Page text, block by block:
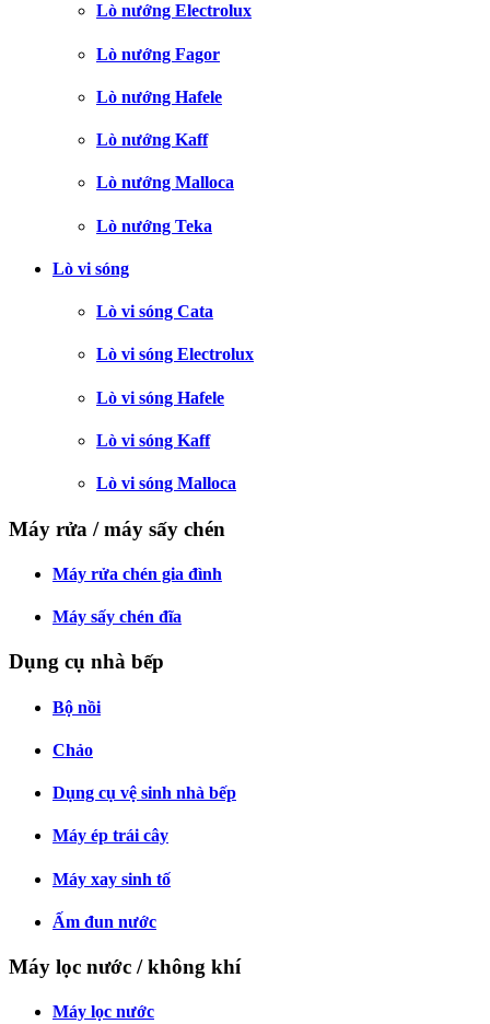
Lò nướng Electrolux
Lò nướng Fagor
Lò nướng Hafele
Lò nướng Kaff
Lò nướng Malloca
Lò nướng Teka
Lò vi sóng
Lò vi sóng Cata
Lò vi sóng Electrolux
Lò vi sóng Hafele
Lò vi sóng Kaff
Lò vi sóng Malloca
Máy rửa / máy sấy chén
Máy rửa chén gia đình
Máy sấy chén đĩa
Dụng cụ nhà bếp
Bộ nồi
Chảo
Dụng cụ vệ sinh nhà bếp
Máy ép trái cây
Máy xay sinh tố
Ấm đun nước
Máy lọc nước / không khí
Máy lọc nước